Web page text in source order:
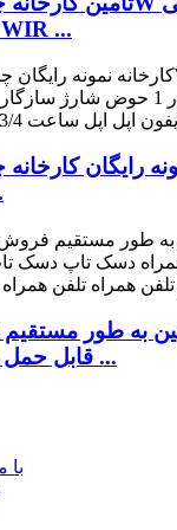
جهانی WIR ...
به طور
قابل حمل با دوام ...
با